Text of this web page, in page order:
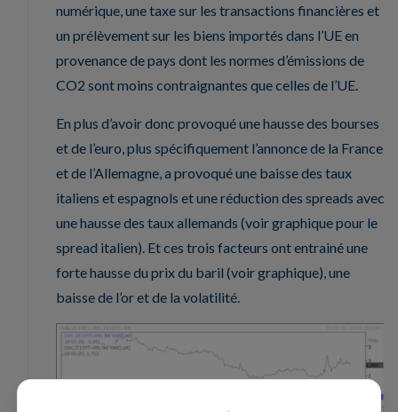
numérique, une taxe sur les transactions financières et
un prélèvement sur les biens importés dans l’UE en
provenance de pays dont les normes d’émissions de
CO2 sont moins contraignantes que celles de l’UE.
En plus d’avoir donc provoqué une hausse des bourses
et de l’euro, plus spécifiquement l’annonce de la France
et de l’Allemagne, a provoqué une baisse des taux
italiens et espagnols et une réduction des spreads avec
une hausse des taux allemands (voir graphique pour le
spread italien). Et ces trois facteurs ont entrainé une
forte hausse du prix du baril (voir graphique), une
baisse de l’or et de la volatilité.